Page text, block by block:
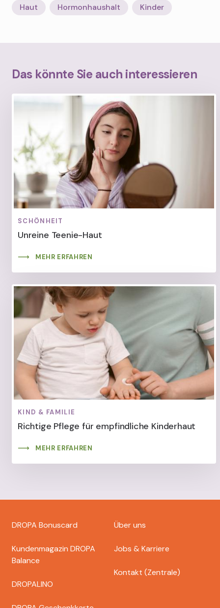
Haut Hormonhaushalt Kinder
Das könnte Sie auch interessieren
SCHÖNHEIT
Unreine Teenie-Haut
MEHR ERFAHREN
KIND & FAMILIE
Richtige Pflege für empfindliche Kinderhaut
MEHR ERFAHREN
Footer
dropa
DROPA Bonuscard
Kundenmagazin DROPA
Balance
DROPALINO
Über uns
Jobs & Karriere
Kontakt (Zentrale)